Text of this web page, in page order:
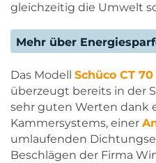
gleichzeitig die Umwelt
Mehr über
Das Modell Schüco CT 70
überzeugt bereits in der
sehr guten Werten dank
Kammersystems, einer
umlaufenden
Beschlägen der Firma